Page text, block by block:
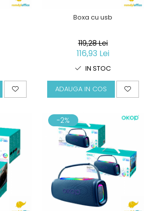
Boxa cu usb
119,28 Lei
116,93 Lei
IN STOC
ADAUGA IN COS
-2%